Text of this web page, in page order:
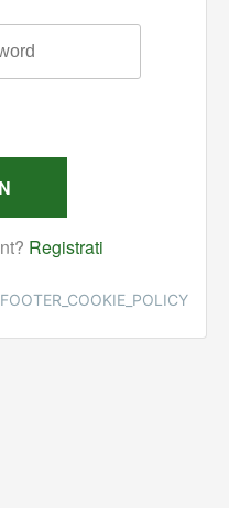
FOOTER_COOKIE_POLICY